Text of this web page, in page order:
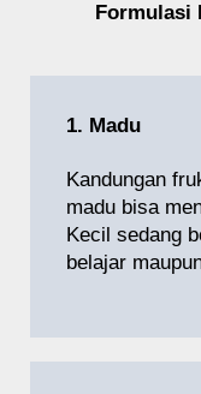
Formulasi
1. Madu
Kandungan
madu bisa
Kecil sedang
belajar